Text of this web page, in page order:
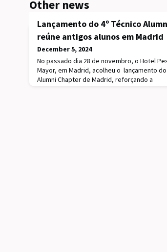
Other news
Lançamento do 4º Técnico
reúne antigos alunos em Madrid
December 5, 2024
No passado dia 28 de novembro, o Hotel
Mayor, em Madrid, acolheu o lançamento
Alumni Chapter de Madrid, reforçando a